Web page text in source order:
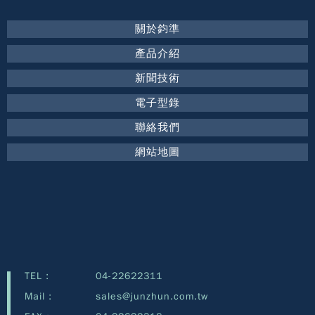
關於鈞準
產品介紹
新聞技術
電子型錄
聯絡我們
網站地圖
TEL :
04-22622311
Mail :
sales@junzhun.com.tw